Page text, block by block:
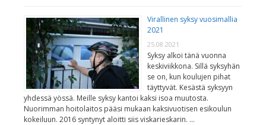
Virallinen syksy vuosimallia
2021
25.08.2021
Syksy alkoi tänä vuonna
keskiviikkona. Sillä syksyhän
se on, kun koulujen pihat
täyttyvät. Kesästä syksyyn
yhdessä yössä. Meille syksy kantoi kaksi isoa muutosta.
Nuorimman hoitolaitos pääsi mukaan kaksivuotisen esikoulun
kokeiluun. 2016 syntynyt aloitti siis viskarieskarin. …